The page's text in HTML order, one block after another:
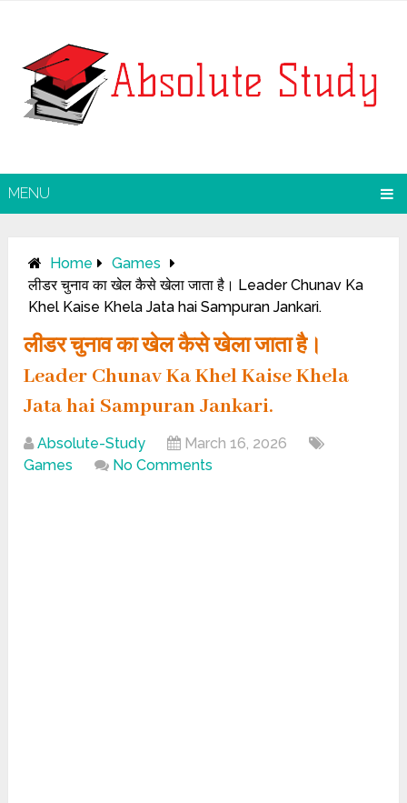
MENU
Home
Games
लीडर चुनाव का खेल कैसे खेला जाता है। Leader Chunav Ka
Khel Kaise Khela Jata hai Sampuran Jankari.
लीडर चुनाव का खेल कैसे खेला जाता है।
Leader Chunav Ka Khel Kaise Khela
Jata hai Sampuran Jankari.
Absolute-Study
March 16, 2026
Games
No Comments